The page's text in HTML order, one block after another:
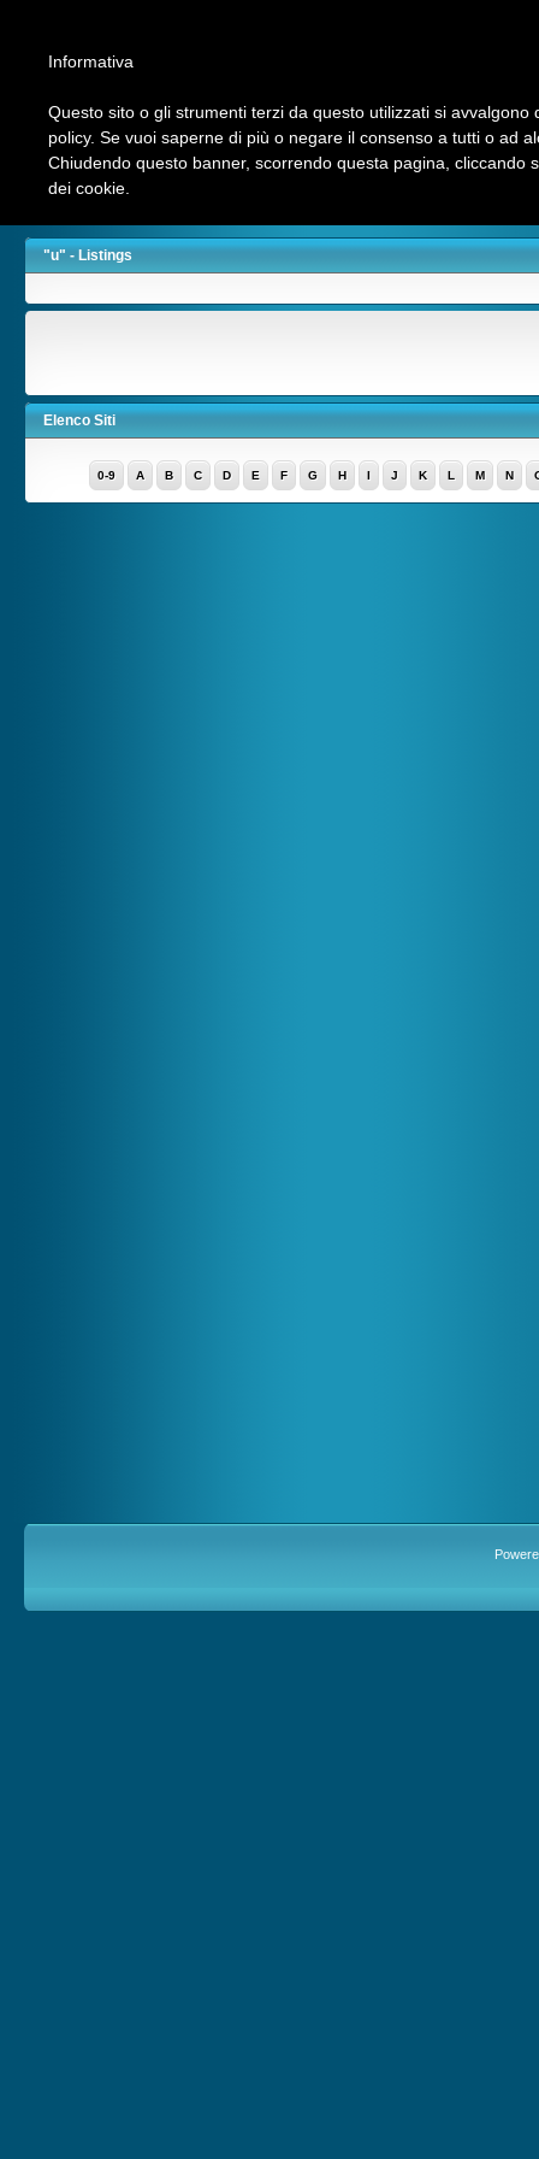
Chi siamo INVIA LINK Contattaci Ultimi Link Top Hits
"u" - Listings
Elenco Siti
0-9 A B C D E F G H I J K L M N
Informativa
Questo sito o gli strumenti terzi da questo utilizzati si
policy. Se vuoi saperne di più o negare il consenso a tutti o ad
Chiudendo questo banner, scorrendo questa pagina, cliccando
dei cookie.